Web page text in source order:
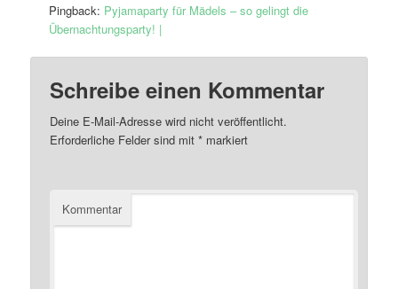
Pingback: Pyjamaparty für Mädels – so gelingt die
Übernachtungsparty! |
Schreibe einen Kommentar
Deine E-Mail-Adresse wird nicht veröffentlicht.
Erforderliche Felder sind mit* markiert
Kommentar